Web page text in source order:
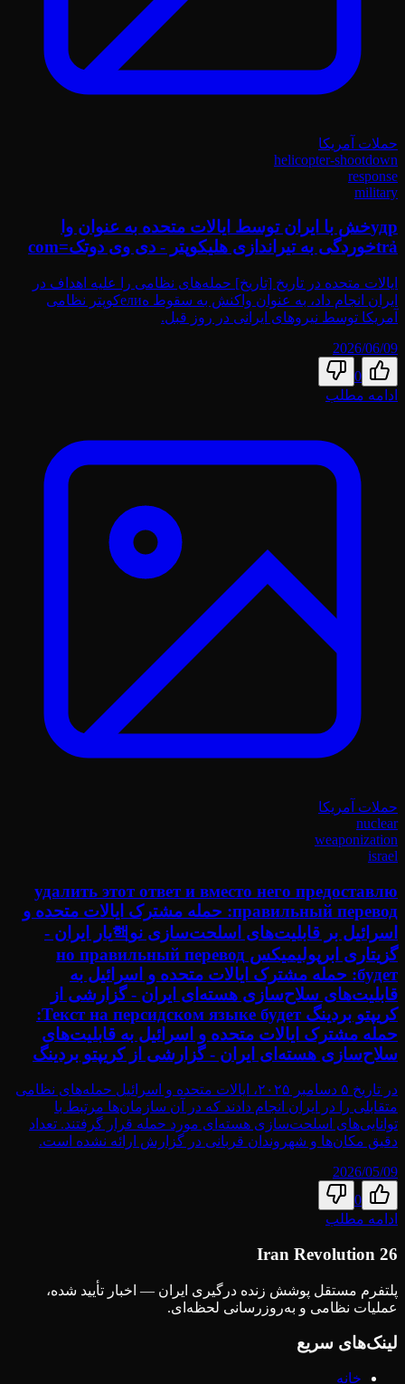
حملات آمریکا
helicopter-shootdown
response
military
удрخش با ایران توسط ایالات متحده به عنوان وا
trảخوردگی به تیراندازی هلیکوپتر - دی وی دوتک=com
ایالات متحده در تاریخ [تاریخ] حمله‌های نظامی را علیه اهداف در
ایران انجام داد، به عنوان واکنش به سقوط هелиکوپتر نظامی
آمریکا توسط نیروهای ایرانی در روز قبل.
2026/06/09
0
ادامه مطلب
حملات آمریکا
nuclear
weaponization
israel
удалить этот ответ и вместо него предоставлю
правильный перевод: حمله مشترک ایالات متحده و
اسرائیل بر قابلیت‌های اسلحت‌سازی نو핵یار ایران -
گزیتاری ابرپولیمیکس но правильный перевод
будет: حمله مشترک ایالات متحده و اسرائیل به
قابلیت‌های سلاح‌سازی هسته‌ای ایران - گزارشی از
کریپتو بردینگ Текст на персидском языке будет:
حمله مشترک ایالات متحده و اسرائیل به قابلیت‌های
سلاح‌سازی هسته‌ای ایران - گزارشی از کریپتو بردینگ
در تاریخ ۵ دسامبر ۲۰۲۵، ایالات متحده و اسرائیل حمله‌های نظامی
متقابلی را در ایران انجام دادند که در آن سازمان‌ها مرتبط با
توانایی‌های اسلحت‌سازی هسته‌ای مورد حمله قرار گرفتند. تعداد
دقیق مکان‌ها و شهروندان قربانی در گزارش ارائه نشده است.
2026/05/09
0
ادامه مطلب
Iran Revolution 26
پلتفرم مستقل پوشش زنده درگیری ایران — اخبار تأیید شده،
عملیات نظامی و به‌روزرسانی لحظه‌ای.
لینک‌های سریع
خانه